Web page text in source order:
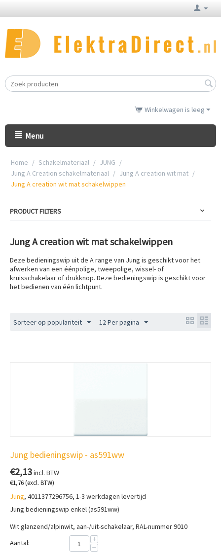
Winkelwagen is leeg
Menu
Home / Schakelmateriaal / JUNG /
Jung A Creation schakelmateriaal / Jung A creation wit mat /
Jung A creation wit mat schakelwippen
PRODUCT FILTERS
Jung A creation wit mat schakelwippen
Deze bedieningswip uit de A range van Jung is geschikt voor het
afwerken van een éénpolige, tweepolige, wissel- of
kruisschakelaar of drukknop. Deze bedieningswip is geschikt voor
het bedienen van één lichtpunt.
Sorteer op populariteit 12 Per pagina
Jung bedieningswip - as591ww
€2,13incl. BTW
€1,76(excl. BTW)
Jung, 4011377296756, 1-3 werkdagen levertijd
Jung bedieningswip enkel (as591ww)
Wit glanzend/alpinwit, aan-/uit-schakelaar, RAL-nummer 9010
Aantal:
+
−